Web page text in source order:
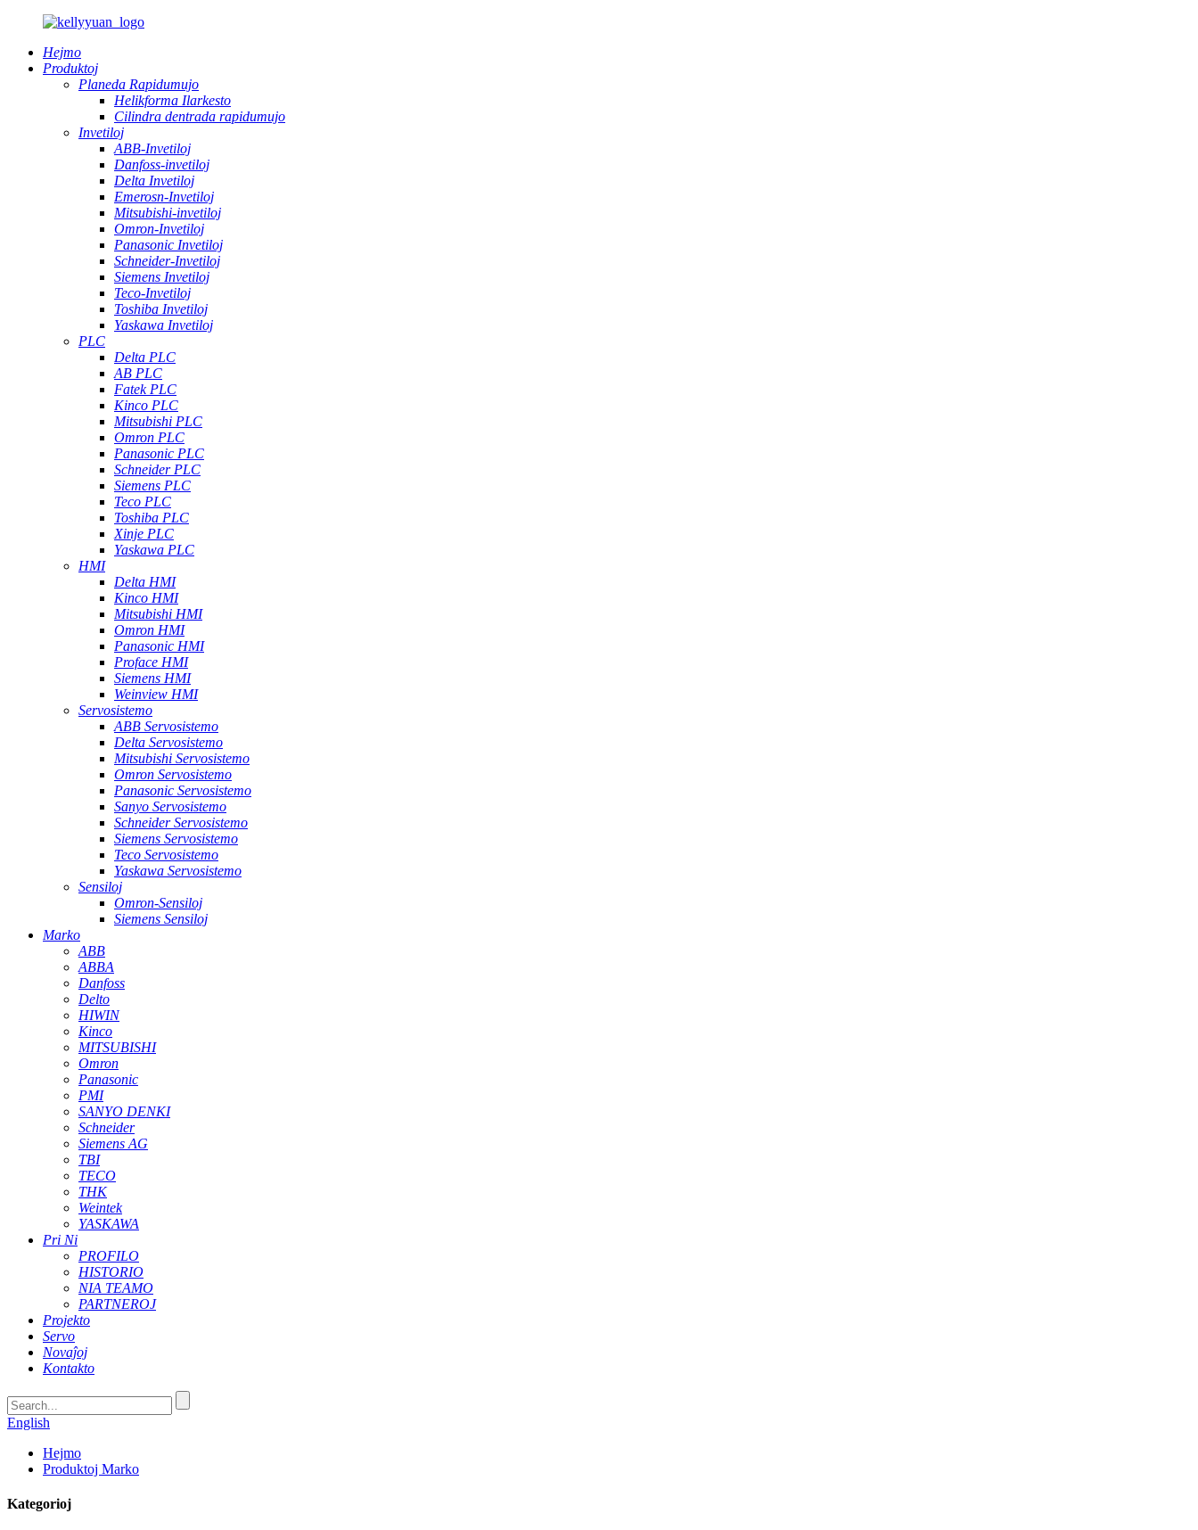
Hejmo
Produktoj
Planeda Rapidumujo
Helikforma Ilarkesto
Cilindra dentrada rapidumujo
Invetiloj
ABB-Invetiloj
Danfoss-invetiloj
Delta Invetiloj
Emerosn-Invetiloj
Mitsubishi-invetiloj
Omron-Invetiloj
Panasonic Invetiloj
Schneider-Invetiloj
Siemens Invetiloj
Teco-Invetiloj
Toshiba Invetiloj
Yaskawa Invetiloj
PLC
Delta PLC
AB PLC
Fatek PLC
Kinco PLC
Mitsubishi PLC
Omron PLC
Panasonic PLC
Schneider PLC
Siemens PLC
Teco PLC
Toshiba PLC
Xinje PLC
Yaskawa PLC
HMI
Delta HMI
Kinco HMI
Mitsubishi HMI
Omron HMI
Panasonic HMI
Proface HMI
Siemens HMI
Weinview HMI
Servosistemo
ABB Servosistemo
Delta Servosistemo
Mitsubishi Servosistemo
Omron Servosistemo
Panasonic Servosistemo
Sanyo Servosistemo
Schneider Servosistemo
Siemens Servosistemo
Teco Servosistemo
Yaskawa Servosistemo
Sensiloj
Omron-Sensiloj
Siemens Sensiloj
Marko
ABB
ABBA
Danfoss
Delto
HIWIN
Kinco
MITSUBISHI
Omron
Panasonic
PMI
SANYO DENKI
Schneider
Siemens AG
TBI
TECO
THK
Weintek
YASKAWA
Pri Ni
PROFILO
HISTORIO
NIA TEAMO
PARTNEROJ
Projekto
Servo
Novaĵoj
Kontakto
English
Hejmo
Produktoj Marko
Kategorioj